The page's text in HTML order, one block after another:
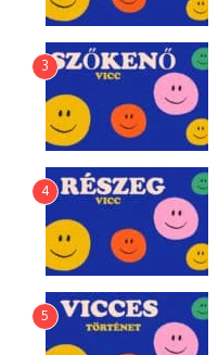
3
4
5